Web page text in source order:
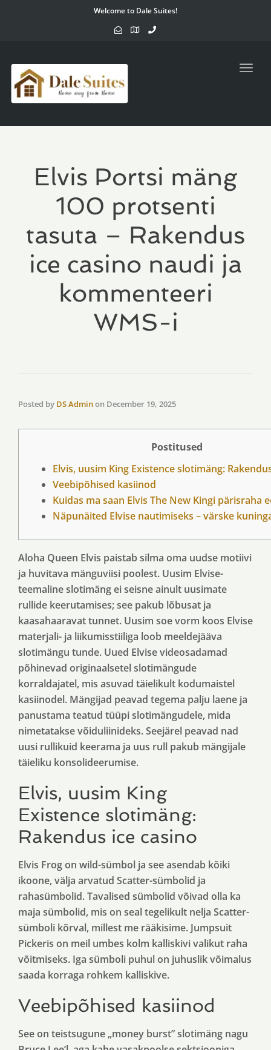
Welcome to Dale Suites!
Elvis Portsi mäng
100 protsenti
tasuta – Rakendus
ice casino naudi ja
kommenteeri
WMS-i
Posted by DS Adminon December 19, 2025
Postitused
Elvis, uusim King Existence slotimäng:
Veebipõhised kasiinod
Kuidas ma saan Elvis The New Kingi pärisraha
Näpunäited Elvise nautimiseks – värske
Aloha Queen Elvis paistab silma oma uudse motiivi
ja huvitava mänguviisi poolest. Uusim Elvise-
teemaline slotimäng ei seisne ainult uusimate
rullide keerutamises; see pakub lõbusat ja
kaasahaaravat tunnet. Uusim soe vorm koos Elvise
materjali- ja liikumisstiiliga loob meeldejääva
slotimängu tunde. Uued Elvise videosadamad
põhinevad originaalsetel slotimängude
korraldajatel, mis asuvad täielikult kodumaistel
kasiinodel. Mängijad peavad tegema palju laene ja
panustama teatud tüüpi slotimängudele, mida
nimetatakse võiduliinideks. Seejärel peavad nad
uusi rullikuid keerama ja uus rull pakub mängijale
täieliku konsolideerumise.
Elvis, uusim King
Existence slotimäng:
Rakendus ice casino
Elvis Frog on wild-sümbol ja see asendab kõiki
ikoone, välja arvatud Scatter-sümbolid ja
rahasümbolid. Tavalised sümbolid võivad olla ka
maja sümbolid, mis on seal tegelikult nelja Scatter-
sümboli kõrval, millest me rääkisime. Jumpsuit
Pickeris on meil umbes kolm kalliskivi valikut raha
võitmiseks. Iga sümboli puhul on juhuslik võimalus
saada korraga rohkem kalliskive.
Veebipõhised kasiinod
See on teistsugune „money burst” slotimäng nagu